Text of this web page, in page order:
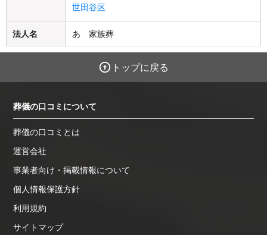
世田谷区
法人名 あゝ家族葬
トップに戻る
葬儀の口コミについて
葬儀の口コミとは
運営会社
事業者向け・掲載情報について
個人情報保護方針
利用規約
サイトマップ